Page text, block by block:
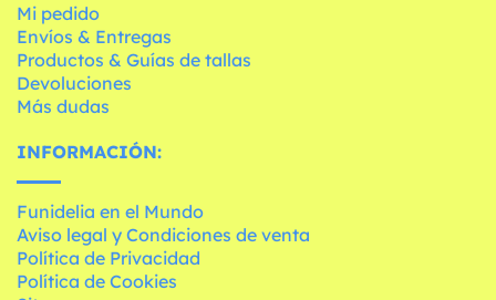
Mi pedido
Envíos & Entregas
Productos & Guías de tallas
Devoluciones
Más dudas
INFORMACIÓN:
Funidelia en el Mundo
Aviso legal y Condiciones de venta
Política de Privacidad
Política de Cookies